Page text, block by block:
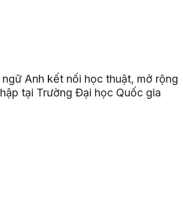
Anh kết nối học thuật, mở rộng
tại Trường Đại học Quốc gia